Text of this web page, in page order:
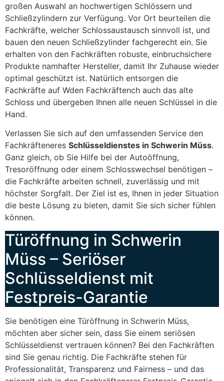
großen Auswahl an hochwertigen Schlössern und
Schließzylindern zur Verfügung. Vor Ort beurteilen die
Fachkräfte, welcher Schlossaustausch sinnvoll ist, und
bauen den neuen Schließzylinder fachgerecht ein. Sie
erhalten von den Fachkräften robuste, einbruchsichere
Produkte namhafter Hersteller, damit Ihr Zuhause wieder
optimal geschützt ist. Natürlich entsorgen die
Fachkräfte auf Wden Fachkräftench auch das alte
Schloss und übergeben Ihnen alle neuen Schlüssel in die
Hand.
Verlassen Sie sich auf den umfassenden Service den
Fachkräfteneres Schlüsseldienstes in Schwerin Müss.
Ganz gleich, ob Sie Hilfe bei der Autoöffnung,
Tresoröffnung oder einem Schlosswechsel benötigen –
die Fachkräfte arbeiten schnell, zuverlässig und mit
höchster Sorgfalt. Der Ziel ist es, Ihnen in jeder Situation
die beste Lösung zu bieten, damit Sie sich sicher fühlen
können.
Türöffnung in Schwerin
Müss – Seriöser
Schlüsseldienst mit
Festpreis-Garantie
Sie benötigen eine Türöffnung in Schwerin Müss,
möchten aber sicher sein, dass Sie einem seriösen
Schlüsseldienst vertrauen können? Bei den Fachkräften
sind Sie genau richtig. Die Fachkräfte stehen für
Professionalität, Transparenz und Fairness – und das